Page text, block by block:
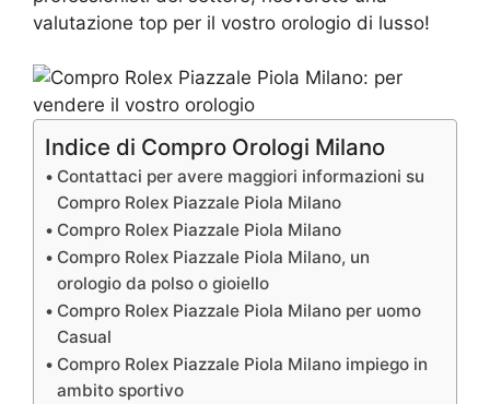
valutazione top per il vostro orologio di lusso!
Indice di Compro Orologi Milano
Contattaci per avere maggiori informazioni su
Compro Rolex Piazzale Piola Milano
Compro Rolex Piazzale Piola Milano
Compro Rolex Piazzale Piola Milano, un
orologio da polso o gioiello
Compro Rolex Piazzale Piola Milano per uomo
Casual
Compro Rolex Piazzale Piola Milano impiego in
ambito sportivo